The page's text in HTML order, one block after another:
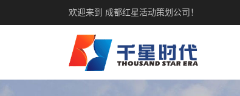
欢迎来到 成都红星活动策划公司！